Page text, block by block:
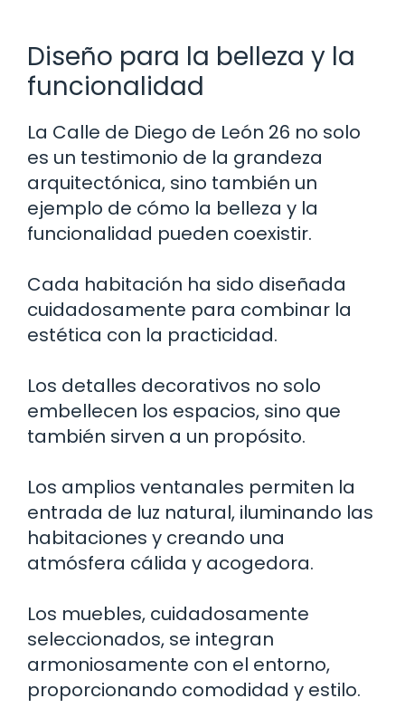
Diseño para la belleza y la
funcionalidad
La Calle de Diego de León 26 no solo
es un testimonio de la grandeza
arquitectónica, sino también un
ejemplo de cómo la belleza y la
funcionalidad pueden coexistir.
Cada habitación ha sido diseñada
cuidadosamente para combinar la
estética con la practicidad.
Los detalles decorativos no solo
embellecen los espacios, sino que
también sirven a un propósito.
Los amplios ventanales permiten la
entrada de luz natural, iluminando las
habitaciones y creando una
atmósfera cálida y acogedora.
Los muebles, cuidadosamente
seleccionados, se integran
armoniosamente con el entorno,
proporcionando comodidad y estilo.